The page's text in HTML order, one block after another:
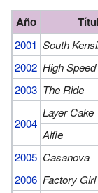
Año
2001 South
2002 High Speed
2003 The Ride
2004
Layer Cake
Alfie
2005 Casanova
2006 Factory Girl